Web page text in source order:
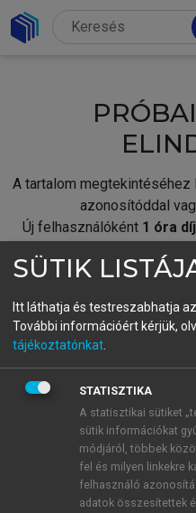
A tartalom megtekintéséhez
azonosítóddal
Új felhasználóként 1 óra
fiókoddal,vagy
A regisztráció után a
BELÉPÉS SAJÁT
ÚJ FIÓK
1 óra díjmentes
SÜTIK
Itt láthatja és testreszabhatja
További információért kérjük,
tájékoztatónkat
STATISZTIKA
A statisztikai sütiket
sütik információkat
módjáról, többek
fel és milyen linkekre
felhasználó
adatok összesítettek